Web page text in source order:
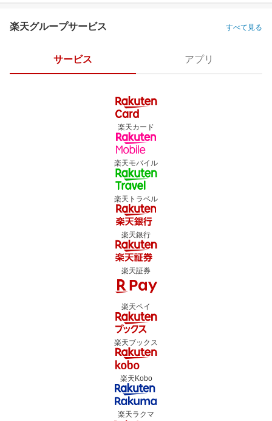
楽天グループサービス すべて見る
サービス アプリ
楽天カード
楽天モバイル
楽天トラベル
楽天銀行
楽天証券
楽天ペイ
楽天ブックス
楽天Kobo
楽天ラクマ